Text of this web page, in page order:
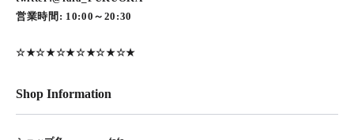
営業時間: 10:00～20:30
☆★☆★☆★☆★☆★☆★
Shop Information